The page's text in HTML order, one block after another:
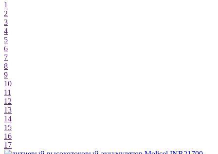
1
2
3
4
5
6
7
8
9
10
11
12
13
14
15
16
17